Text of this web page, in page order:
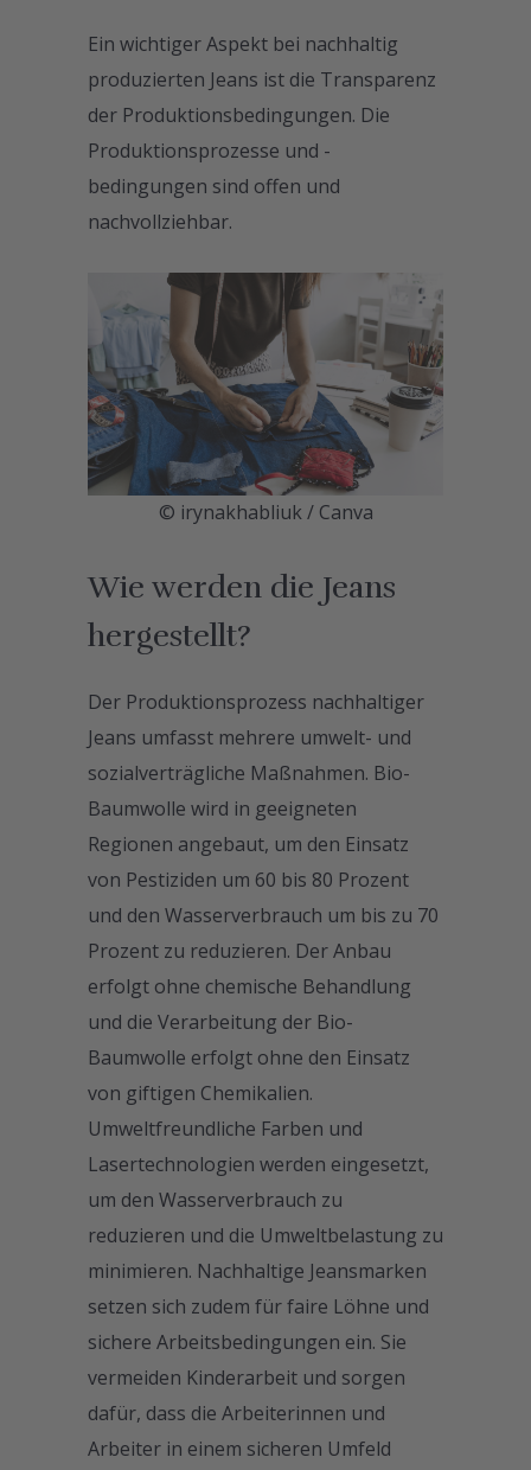
Ein wichtiger Aspekt bei nachhaltig
produzierten Jeans ist die Transparenz
der Produktionsbedingungen. Die
Produktionsprozesse und -
bedingungen sind offen und
nachvollziehbar.
© irynakhabliuk / Canva
Wie werden die Jeans
hergestellt?
Der Produktionsprozess nachhaltiger
Jeans umfasst mehrere umwelt- und
sozialverträgliche Maßnahmen. Bio-
Baumwolle wird in geeigneten
Regionen angebaut, um den Einsatz
von Pestiziden um 60 bis 80 Prozent
und den Wasserverbrauch um bis zu 70
Prozent zu reduzieren. Der Anbau
erfolgt ohne chemische Behandlung
und die Verarbeitung der Bio-
Baumwolle erfolgt ohne den Einsatz
von giftigen Chemikalien.
Umweltfreundliche Farben und
Lasertechnologien werden eingesetzt,
um den Wasserverbrauch zu
reduzieren und die Umweltbelastung zu
minimieren. Nachhaltige Jeansmarken
setzen sich zudem für faire Löhne und
sichere Arbeitsbedingungen ein. Sie
vermeiden Kinderarbeit und sorgen
dafür, dass die Arbeiterinnen und
Arbeiter in einem sicheren Umfeld